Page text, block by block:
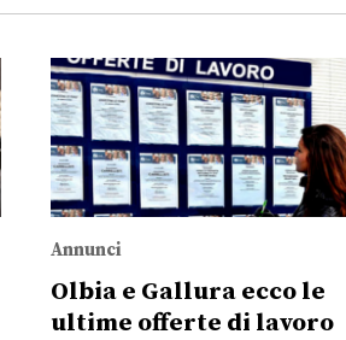
Annunci
Olbia e Gallura ecco le
ultime offerte di lavoro